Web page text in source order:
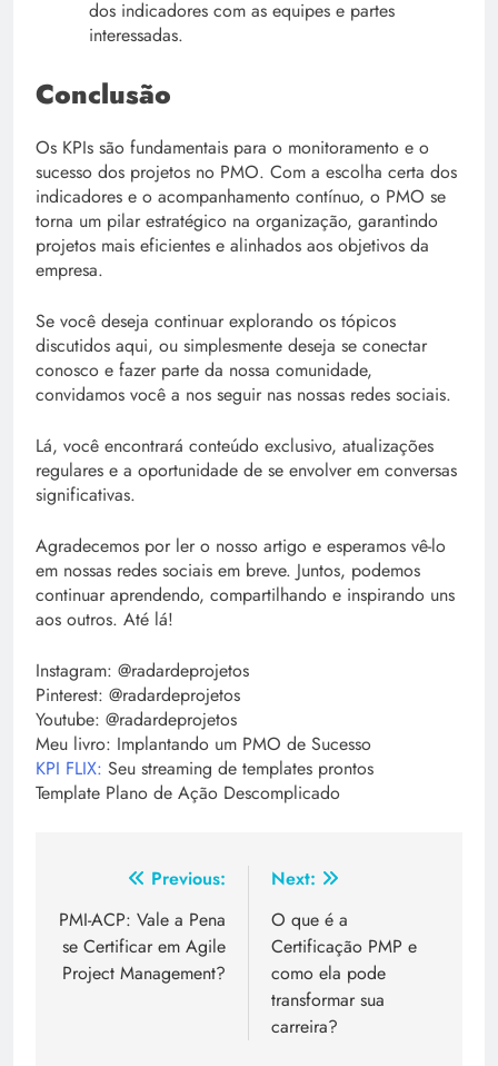
dos indicadores com as equipes e partes
interessadas.
Conclusão
Os KPIs são fundamentais para o monitoramento e o
sucesso dos projetos no PMO. Com a escolha certa dos
indicadores e o acompanhamento contínuo, o PMO se
torna um pilar estratégico na organização, garantindo
projetos mais eficientes e alinhados aos objetivos da
empresa.
Se você deseja continuar explorando os tópicos
discutidos aqui, ou simplesmente deseja se conectar
conosco e fazer parte da nossa comunidade,
convidamos você a nos seguir nas nossas redes sociais.
Lá, você encontrará conteúdo exclusivo, atualizações
regulares e a oportunidade de se envolver em conversas
significativas.
Agradecemos por ler o nosso artigo e esperamos vê-lo
em nossas redes sociais em breve. Juntos, podemos
continuar aprendendo, compartilhando e inspirando uns
aos outros. Até lá!
Instagram: @radardeprojetos
Pinterest: @radardeprojetos
Youtube: @radardeprojetos
Meu livro: Implantando um PMO de Sucesso
KPI FLIX: Seu streaming de templates prontos
Template Plano de Ação Descomplicado
Previous:
PMI-ACP: Vale a Pena
se Certificar em Agile
Project Management?
Next:
O que é a
Certificação PMP e
como ela pode
transformar sua
carreira?